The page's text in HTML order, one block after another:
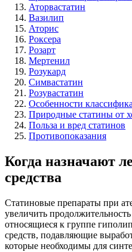
Аторвастатин
Вазилип
Аторис
Роксера
Розарт
Мертенил
Розукард
Симвастатин
Розувастатин
Особенности
Природные статины от
Польза и вред статинов
Противопоказания
Когда назначают
средства
Статиновые препараты при
увеличить
относящиеся к группе
средств, подавляющие
которые необходимы для